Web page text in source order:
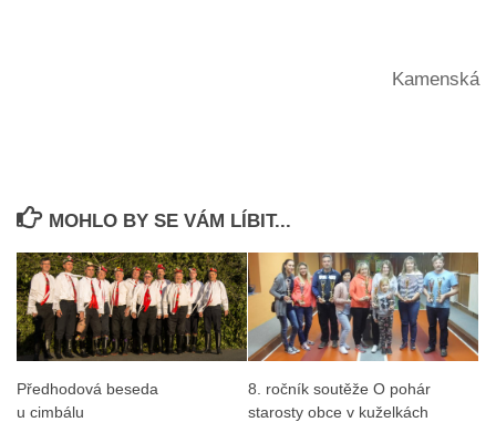
Kamenská
MOHLO BY SE VÁM LÍBIT...
Předhodová beseda
u cimbálu
8. ročník soutěže O pohár
starosty obce v kuželkách